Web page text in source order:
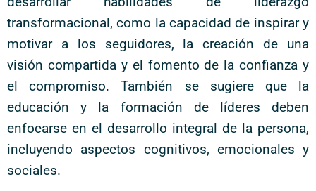
transformacional, como la capacidad de inspirar y
motivar a los seguidores, la creación de una
visión compartida y el fomento de la confianza y
el compromiso. También se sugiere que la
educación y la formación de líderes deben
enfocarse en el desarrollo integral de la persona,
incluyendo aspectos cognitivos, emocionales y
sociales.